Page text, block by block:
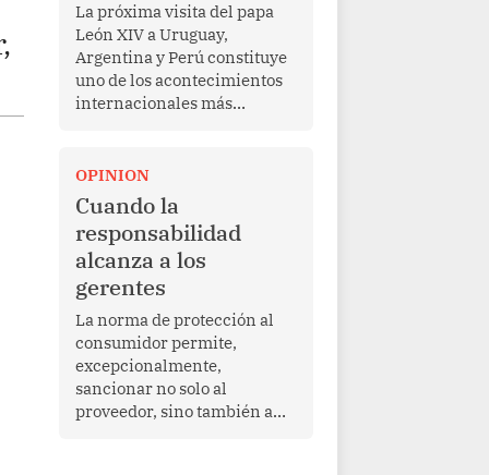
La próxima visita del papa
León XIV a Uruguay,
Argentina y Perú constituye
uno de los acontecimientos
internacionales más
Más allá de su dimensión
religiosa, esta gira
representa una oportunidad
para reafirmar el valor del
diálogo, fortalecer los
vínculos entre los pueblos y
proyectar una imagen de
cooperación en una región
que enfrenta desafíos en
materia de desarrollo,
cohesión social y
gobernabilidad.
OPINION
Cuando la
responsabilidad
alcanza a los
gerentes
La norma de protección al
consumidor permite,
excepcionalmente,
sancionar no solo al
proveedor, sino también a